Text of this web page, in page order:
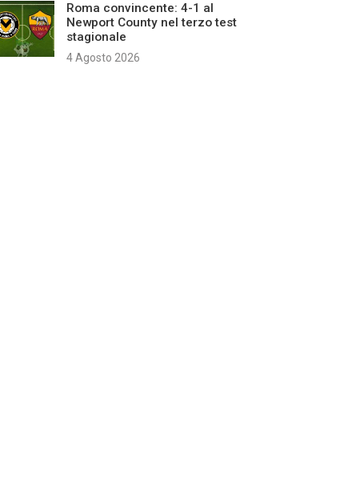
Roma convincente: 4-1 al
Newport County nel terzo test
stagionale
4 Agosto 2026